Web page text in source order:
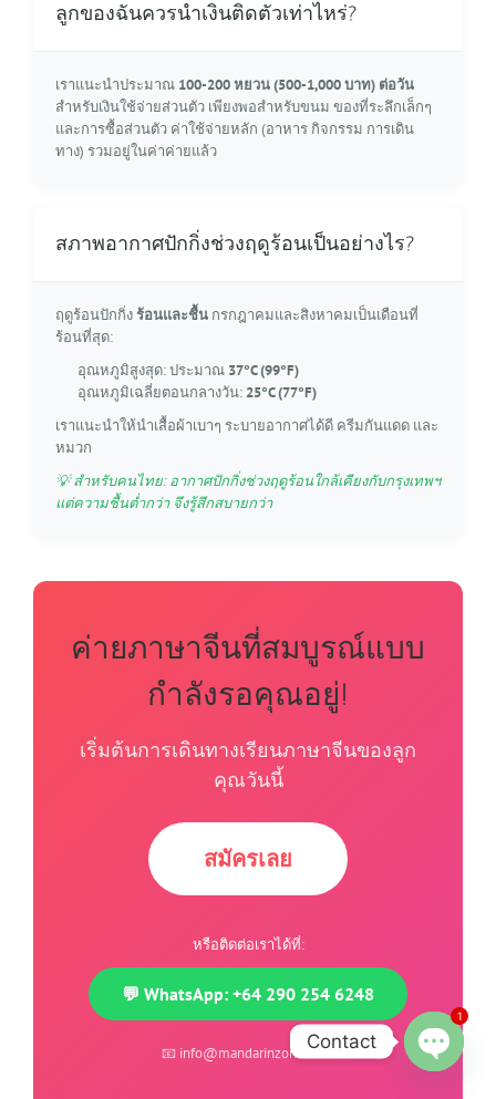
ลูกของฉันควรนำเงินติดตัวเท่าไหร่?
เราแนะนำประมาณ 100-200 หยวน (500-1,000 บาท) ต่อวัน
สำหรับเงินใช้จ่ายส่วนตัว เพียงพอสำหรับขนม ของที่ระลึกเล็กๆ
และการซื้อส่วนตัว ค่าใช้จ่ายหลัก (อาหาร กิจกรรม การเดิน
ทาง) รวมอยู่ในค่าค่ายแล้ว
สภาพอากาศปักกิ่งช่วงฤดูร้อนเป็นอย่างไร?
ฤดูร้อนปักกิ่งร้อนและชื้นกรกฎาคมและสิงหาคมเป็นเดือนที่
ร้อนที่สุด:
อุณหภูมิสูงสุด: ประมาณ 37°C (99°F)
อุณหภูมิเฉลี่ยตอนกลางวัน: 25°C (77°F)
เราแนะนำให้นำเสื้อผ้าเบาๆ ระบายอากาศได้ดี ครีมกันแดด และ
หมวก
💡 สำหรับคนไทย: อากาศปักกิ่งช่วงฤดูร้อนใกล้เคียงกับกรุงเทพฯ
แต่ความชื้นต่ำกว่า จึงรู้สึกสบายกว่า
ค่ายภาษาจีนที่สมบูรณ์แบบ
กำลังรอคุณอยู่!
เริ่มต้นการเดินทางเรียนภาษาจีนของลูก
คุณวันนี้
สมัครเลย
หรือติดต่อเราได้ที่:
💬 WhatsApp: +64 290 254 6248
📧 info@mandarinzone.com
Contact
Open